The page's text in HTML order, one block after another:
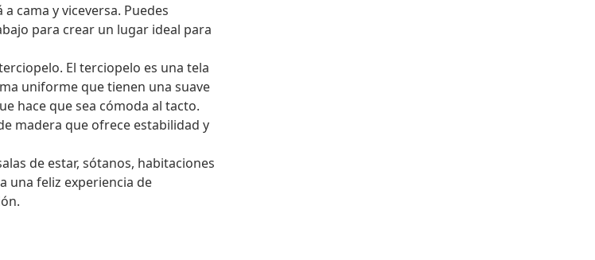
cama y viceversa. Puedes
para crear un lugar ideal para
El terciopelo es una tela
uniforme que tienen una suave
hace que sea cómoda al tacto.
madera que ofrece estabilidad y
de estar, sótanos, habitaciones
una feliz experiencia de